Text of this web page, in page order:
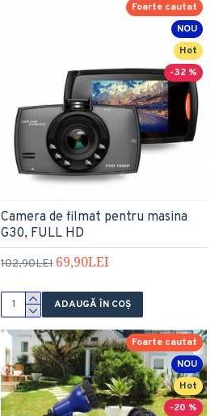
NOU
Hot
Foarte cautat
-32 %
Camera de filmat pentru masina
G30, FULL HD
102,90LEI 69,90LEI
ADAUGĂ ÎN COŞ
NOU
Hot
Foarte cautat
-20 %